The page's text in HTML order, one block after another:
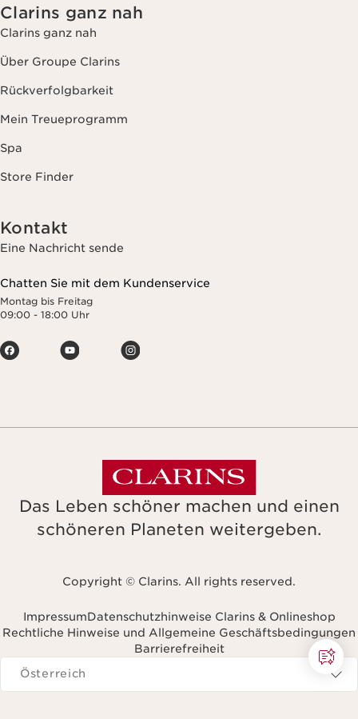
Clarins ganz nah
Clarins ganz nah
Über Groupe Clarins
Rückverfolgbarkeit
Mein Treueprogramm
Spa
Store Finder
Kontakt
Eine Nachricht sende
Chatten Sie mit dem Kundenservice
Montag bis Freitag
09:00 - 18:00 Uhr
Das Leben schöner machen und einen
schöneren Planeten weitergeben.
Copyright © Clarins. All rights reserved.
ImpressumDatenschutzhinweise Clarins & Onlineshop
Rechtliche Hinweise und Allgemeine Geschäftsbedingungen
Barrierefreiheit
Navigieren zu
Österreich